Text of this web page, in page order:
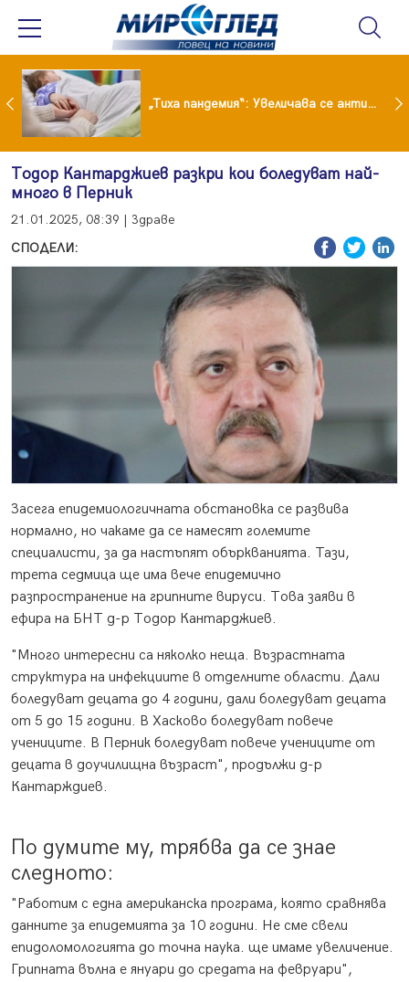
„Тиха пандемия“: Увеличава се антибиотичната резистентност при децата
Тодор Кантарджиев разкри кои боледуват най-
много в Перник
21.01.2025, 08:39 | Здраве
СПОДЕЛИ:
Засега епидемиологичната обстановка се развива
нормално, но чакаме да се намесят големите
специалисти, за да настъпят объркванията. Тази,
трета седмица ще има вече епидемично
разпространение на грипните вируси. Това заяви в
ефира на БНТ д-р Тодор Кантарджиев.
"Много интересни са няколко неща. Възрастната
структура на инфекциите в отделните области. Дали
боледуват децата до 4 години, дали боледуват децата
от 5 до 15 години. В Хасково боледуват повече
учениците. В Перник боледуват повече учениците от
децата в доучилищна възраст", продължи д-р
Кантарждиев.
По думите му, трябва да се знае
следното:
"Работим с една американска програма, която сравнява
данните за епидемията за 10 години. Не сме свели
епидоломологията до точна наука. ще имаме увеличение.
Грипната вълна е януари до средата на февруари",